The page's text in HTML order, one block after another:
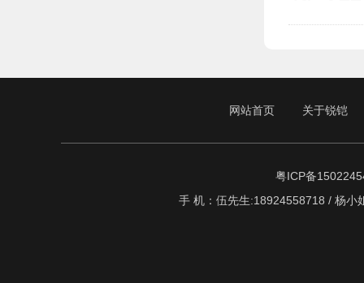
网站首页 关于锐铠
粤ICP备
手 机：伍先生:18924558718 / 杨